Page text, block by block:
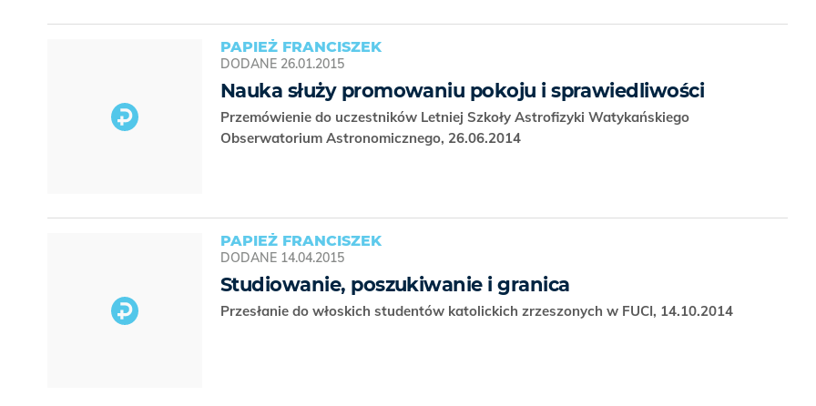
PAPIEŻ FRANCISZEK
DODANE 26.01.2015
Nauka służy promowaniu pokoju i sprawiedliwości
Przemówienie do uczestników Letniej Szkoły Astrofizyki Watykańskiego
Obserwatorium Astronomicznego, 26.06.2014
PAPIEŻ FRANCISZEK
DODANE 14.04.2015
Studiowanie, poszukiwanie i granica
Przesłanie do włoskich studentów katolickich zrzeszonych w FUCI, 14.10.2014